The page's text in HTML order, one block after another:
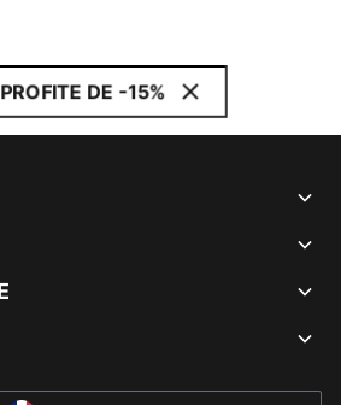
DE -15%